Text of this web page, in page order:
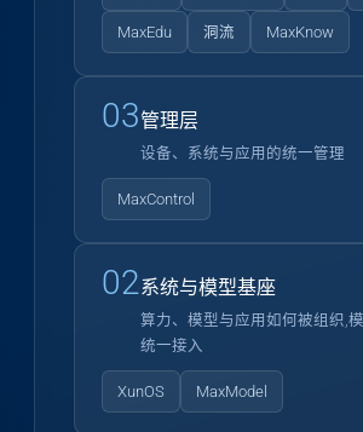
MaxEdu 洞流 MaxKnow
03管理层
设备、系统与应用的统一管理
MaxControl
02系统与模型基座
算力、模型与应用如何被组织,
统一接入
XunOS MaxModel